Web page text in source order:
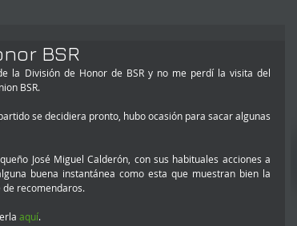
BSR
BSR.
se decidiera pronto, hubo ocasión para sacar algunas
José Miguel Calderón, con sus habituales acciones a
buena instantánea como esta que muestran bien la
recomendaros.
aquí.